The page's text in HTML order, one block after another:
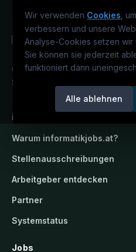
Wir verwenden Cookies,
verbessern und unsere
Analyse-Cookies setzen wir
Sie können sie jederzeit
funktioniert dann
Alle ablehnen
Österreichs IT-Karriereportal.Ein
Service der candidatis GmbH.
informatikjobs.at
Warum informatikjobs.at?
Stellenausschreibungen
Arbeitgeber entdecken
Partner
Systemstatus
Jobs